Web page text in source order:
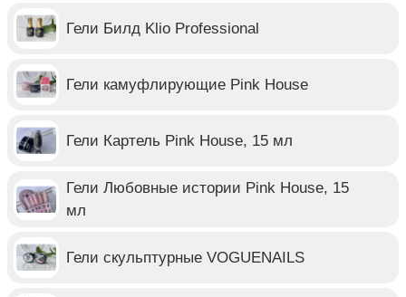
Гели Билд Klio Professional
Гели камуфлирующие Pink House
Гели Картель Pink House, 15 мл
Гели Любовные истории Pink House, 15
мл
Гели скульптурные VOGUENAILS